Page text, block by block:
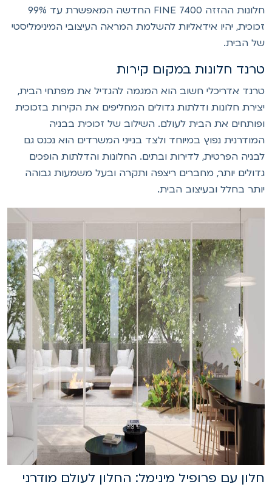
חלונות ההזזה FINE 7400 החדשה המאפשרת עד 99%
יהיו אידאליות להשלמת המראה העיצובי המינימליסטי
הבית.
חלונות במקום קירות
אדריכלי חשוב הוא המגמה להגדיל את מפתחי הבית,
חלונות ודלתות גדולים המחליפים את הקירות בזכוכית
את הבית לעולם. השילוב של זכוכית בבניה
נפוץ במיוחד ולצד בנייני המשרדים הוא נכנס גם
הפרטית, לדירות ובתים. החלונות והדלתות הופכים
יותר, מחברים ריצפה ותקרה ובעל משמעות גבוהה
בחלל ובעיצוב הבית.
עם פרופיל מינימל: החלון לעולם מודרני